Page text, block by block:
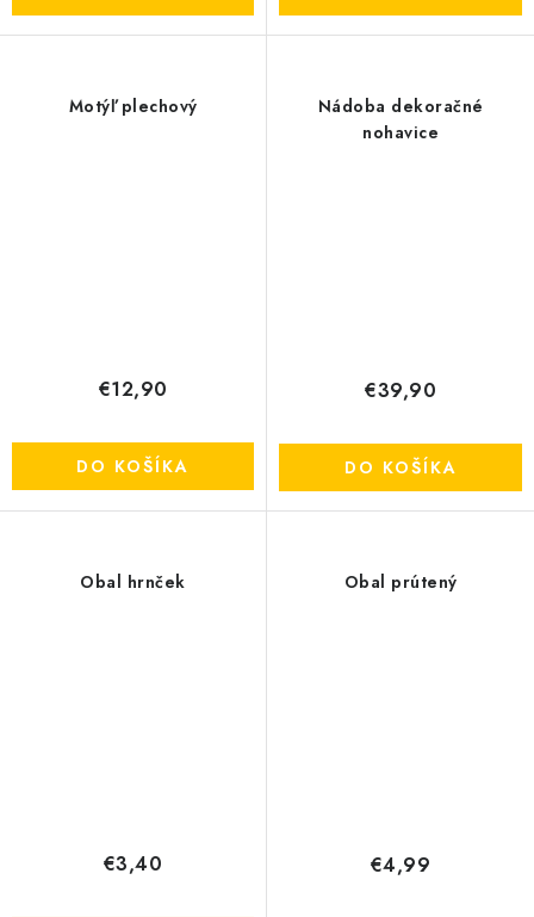
Motýľ plechový
€12,90
DO KOŠÍKA
Nádoba dekoračné
nohavice
€39,90
DO KOŠÍKA
Obal hrnček
€3,40
Obal prútený
€4,99